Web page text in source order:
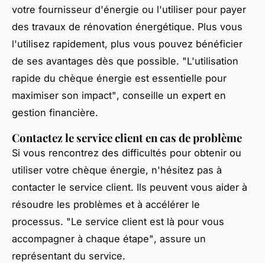
votre fournisseur d'énergie ou l'utiliser pour payer
des travaux de rénovation énergétique. Plus vous
l'utilisez rapidement, plus vous pouvez bénéficier
de ses avantages dès que possible. "L'utilisation
rapide du chèque énergie est essentielle pour
maximiser son impact", conseille un expert en
gestion financière.
Contactez le service client en cas de problème
Si vous rencontrez des difficultés pour obtenir ou
utiliser votre chèque énergie, n'hésitez pas à
contacter le service client. Ils peuvent vous aider à
résoudre les problèmes et à accélérer le
processus. "Le service client est là pour vous
accompagner à chaque étape", assure un
représentant du service.